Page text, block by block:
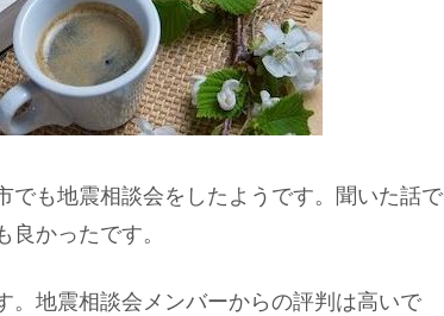
でも地震相談会をしたようです。聞いた話で
かったです。
。地震相談会メンバーからの評判は高いで